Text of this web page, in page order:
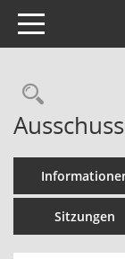
Toggle navigation
Sitzungen